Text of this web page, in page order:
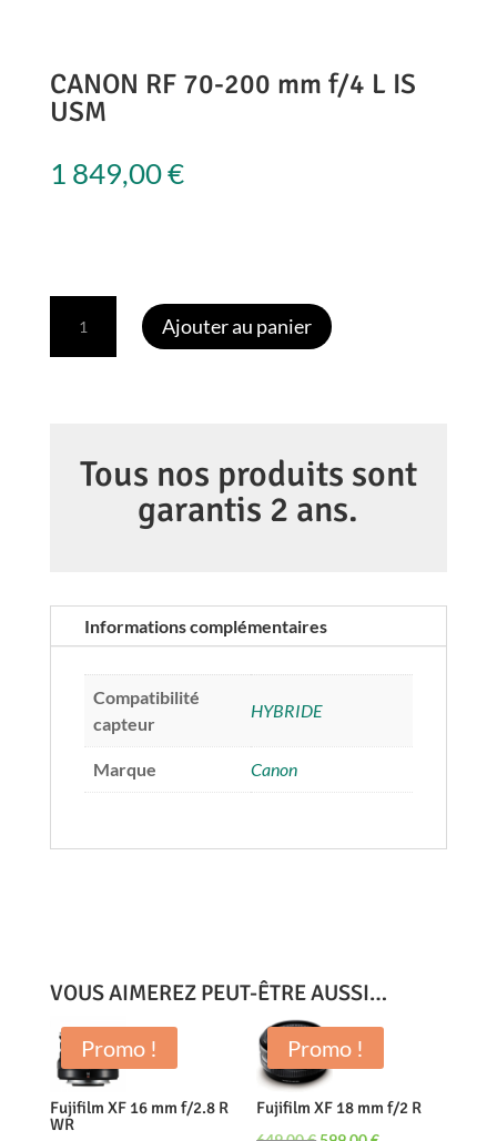
CANON RF 70-200 mm f/4 L IS
USM
1 849,00€
USM
Ajouter au panier
Tous nos produits sont
garantis 2 ans.
Informations complémentaires
Compatibilité
capteur
HYBRIDE
Marque Canon
VOUS AIMEREZ PEUT-ÊTRE AUSSI…
Promo !
Fujifilm XF 16 mm f/2.8 R
WR
Promo !
Fujifilm XF 18 mm f/2 R